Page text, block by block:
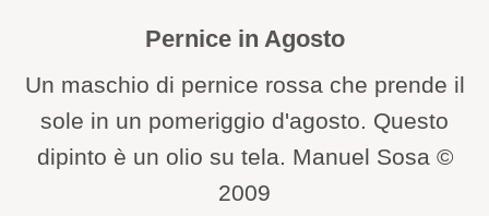
Pernice in Agosto
Un maschio di pernice rossa che prende il
sole in un pomeriggio d'agosto. Questo
dipinto è un olio su tela. Manuel Sosa ©
2009